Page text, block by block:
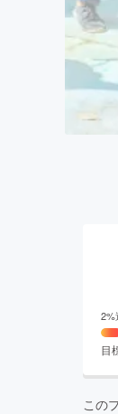
2%
目
この